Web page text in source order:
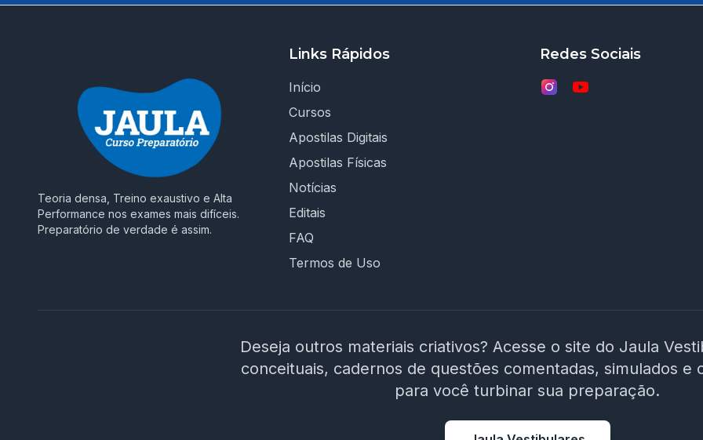
Teoria densa, Treino exaustivo e Alta
Performance nos exames mais difíceis.
Preparatório de verdade é assim.
Links Rápidos
Início
Cursos
Apostilas Digitais
Apostilas Físicas
Notícias
Editais
FAQ
Termos de Uso
Redes Sociais
Deseja outros materiais criativos? Acesse o site do Jaula
conceituais, cadernos de questões comentadas, simulados e
para você turbinar sua preparação.